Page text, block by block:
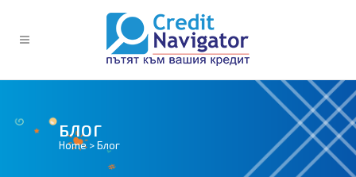
БЛОГ
Home>Блог